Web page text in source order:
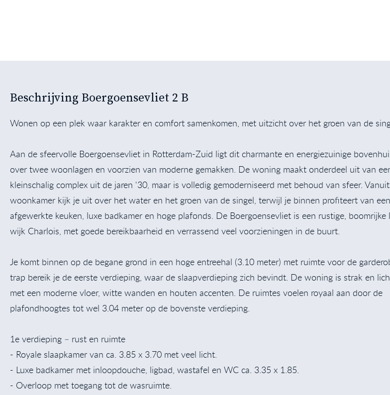
Beschrijving Boergoensevliet 2 B
Wonen op een plek waar karakter en comfort samenkomen, met uitzicht over het groen van de
Aan de sfeervolle Boergoensevliet in Rotterdam-Zuid ligt dit charmante en energiezuinige
over twee woonlagen en voorzien van moderne gemakken. De woning maakt onderdeel uit van
kleinschalig complex uit de jaren '30, maar is volledig gemoderniseerd met behoud van sfeer.
woonkamer kijk je uit over het water en het groen van de singel, terwijl je binnen profiteert van
afgewerkte keuken, luxe badkamer en hoge plafonds. De Boergoensevliet is een rustige, boomrijke
wijk Charlois, met goede bereikbaarheid en verrassend veel voorzieningen in de buurt.
Je komt binnen op de begane grond in een hoge entreehal (3.10 meter) met ruimte voor de
trap bereik je de eerste verdieping, waar de slaapverdieping zich bevindt. De woning is strak en
met een moderne vloer, witte wanden en houten accenten. De ruimtes voelen royaal aan door de
plafondhoogtes tot wel 3.04 meter op de bovenste verdieping.
1e verdieping – rust en ruimte
- Royale slaapkamer van ca. 3.85 x 3.70 met veel licht.
- Luxe badkamer met inloopdouche, ligbad, wastafel en WC ca. 3.35 x 1.85.
- Overloop met toegang tot de wasruimte.